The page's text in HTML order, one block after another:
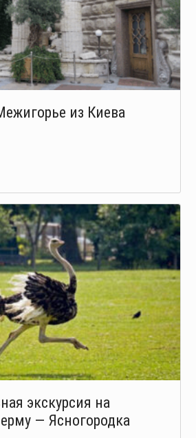
из Киева
экскурсия на
— Ясногородка